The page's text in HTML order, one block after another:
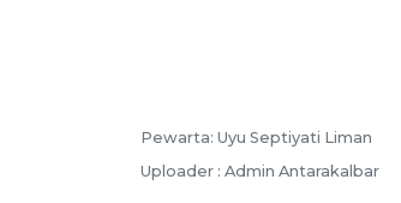
Pewarta: Uyu Septiyati Liman
Uploader : Admin Antarakalbar